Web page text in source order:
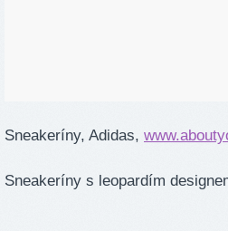
Sneakeríny, Adidas,
Sneakeríny s leopardím